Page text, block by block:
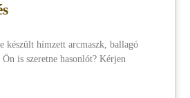
készült hímzett arcmaszk, ballagó
is szeretne hasonlót? Kérjen